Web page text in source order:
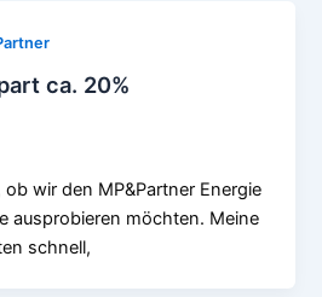
ca. 20%
wir den MP&Partner Energie
ausprobieren möchten. Meine
schnell,